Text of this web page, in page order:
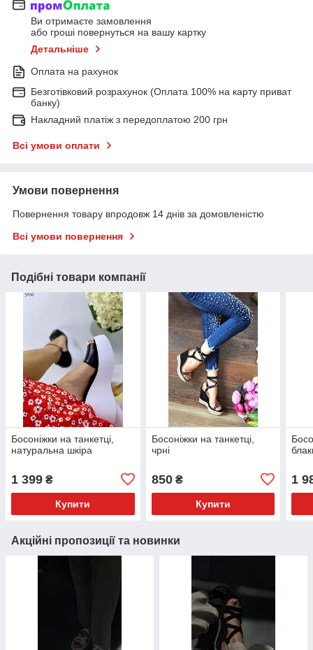
Ви отримаєте замовлення
або гроші повернуться на вашу картку
Детальніше
Оплата на рахунок
Безготівковий розрахунок (Оплата 100% на карту приват
банку)
Накладний платіж з передоплатою 200 грн
Всі умови оплати
Умови повернення
Повернення товару впродовж 14 днів за домовленістю
Всі умови повернення
Подібні товари компанії
Босоніжки на танкетці,
натуральна шкіра
1 399 ₴
Купити
Босоніжки на танкетці,
чрні
850₴
Купити
1
Акційні пропозиції та новинки